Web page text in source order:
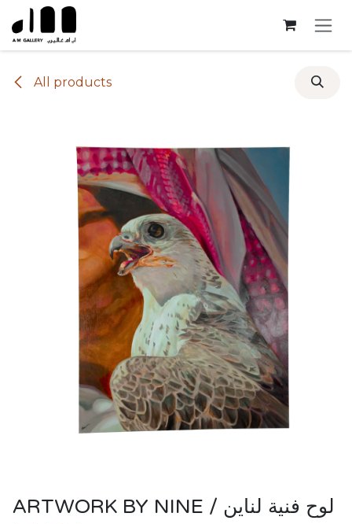
Skip to Content
All products
ARTWORK BY NINE / لوح فنية لناين